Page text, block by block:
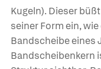
Kugeln). Dieser
seiner Form ein,
Bandscheibe eines
Bandscheibenkern